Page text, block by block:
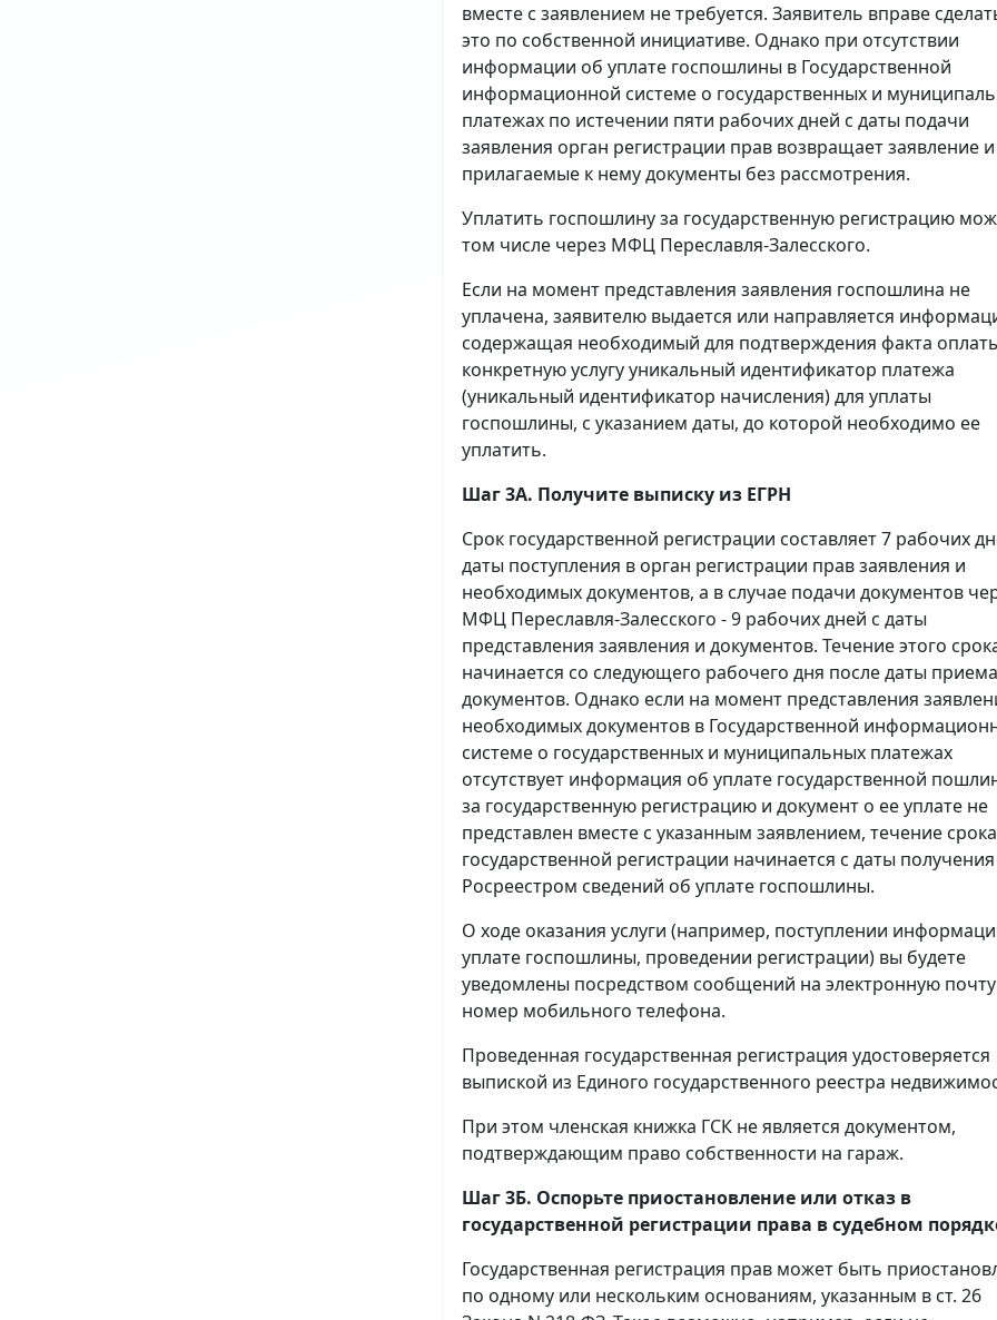
вместе с заявлением не требуется. Заявитель вправе
это по собственной инициативе. Однако при отсутствии
информации об уплате госпошлины в Государственной
информационной системе о государственных и
платежах по истечении пяти рабочих дней с даты подачи
заявления орган регистрации прав возвращает заявление и
прилагаемые к нему документы без рассмотрения.
Уплатить госпошлину за государственную регистрацию
том числе через МФЦ Переславля-Залесского.
Если на момент представления заявления госпошлина не
уплачена, заявителю выдается или направляется
содержащая необходимый для подтверждения факта
конкретную услугу уникальный идентификатор платежа
(уникальный идентификатор начисления) для уплаты
госпошлины, с указанием даты, до которой необходимо ее
уплатить.
Шаг 3А. Получите выписку из ЕГРН
Срок государственной регистрации составляет 7 рабочих
даты поступления в орган регистрации прав заявления и
необходимых документов, а в случае подачи документов
МФЦ Переславля-Залесского - 9 рабочих дней с даты
представления заявления и документов. Течение этого
начинается со следующего рабочего дня после даты приема
документов. Однако если на момент представления
необходимых документов в Государственной
системе о государственных и муниципальных платежах
отсутствует информация об уплате государственной
за государственную регистрацию и документ о ее уплате не
представлен вместе с указанным заявлением, течение срока
государственной регистрации начинается с даты получения
Росреестром сведений об уплате госпошлины.
О ходе оказания услуги (например, поступлении
уплате госпошлины, проведении регистрации) вы будете
уведомлены посредством сообщений на электронную
номер мобильного телефона.
Проведенная государственная регистрация удостоверяется
выпиской из Единого государственного реестра
При этом членская книжка ГСК не является документом,
подтверждающим право собственности на гараж.
Шаг 3Б. Оспорьте приостановление или отказ в
государственной регистрации права в судебном
Государственная регистрация прав может быть
по одному или нескольким основаниям, указанным в ст. 26